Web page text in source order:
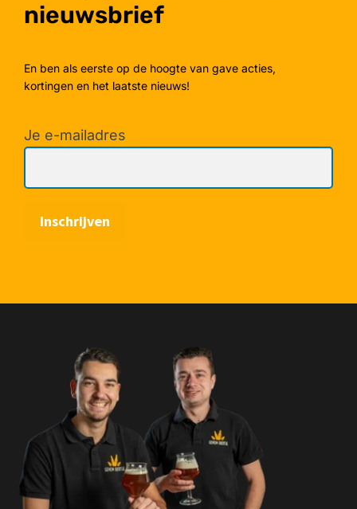
nieuwsbrief
En ben als eerste op de hoogte van gave acties,
kortingen en het laatste nieuws!
Je e-mailadres